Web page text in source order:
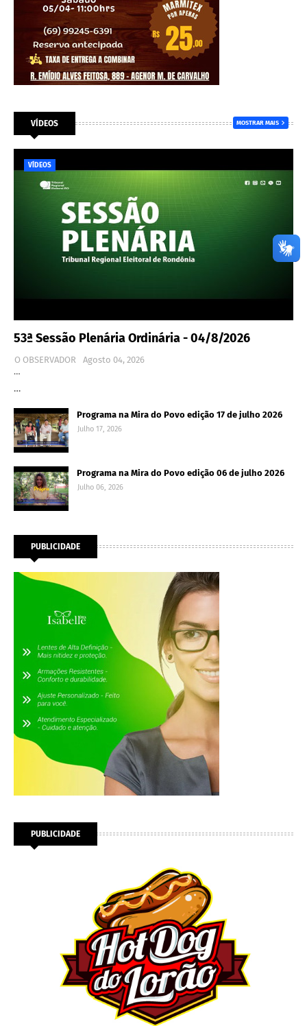
VÍDEOS MOSTRAR MAIS
VÍDEOS
53ª Sessão Plenária Ordinária - 04/8/2026
O OBSERVADOR
Agosto 04, 2026
…
…
Programa na Mira do Povo edição 17 de julho 2026
Julho 17, 2026
Programa na Mira do Povo edição 06 de julho 2026
Julho 06, 2026
PUBLICIDADE
PUBLICIDADE